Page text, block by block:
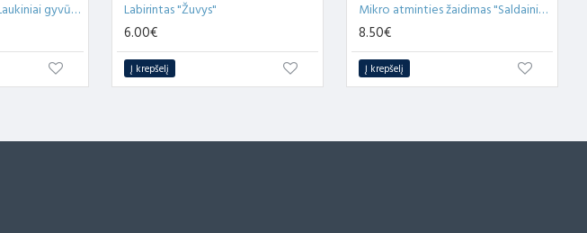
Atminties žaidimas "Laukiniai gyvūnai" Labirintas "Žuvys"
6.00€
Į krepšelį
Mikro atminties žaidimas "Saldainiukai"
8.50€
Į krepšelį